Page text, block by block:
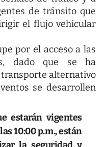
de tránsito que
el flujo vehicular
por el acceso a las
dado que se ha
alternativo
se desarrollen
estarán vigentes
10:00 p.m., están
la seguridad y